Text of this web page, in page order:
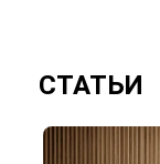
СТАТЬИ